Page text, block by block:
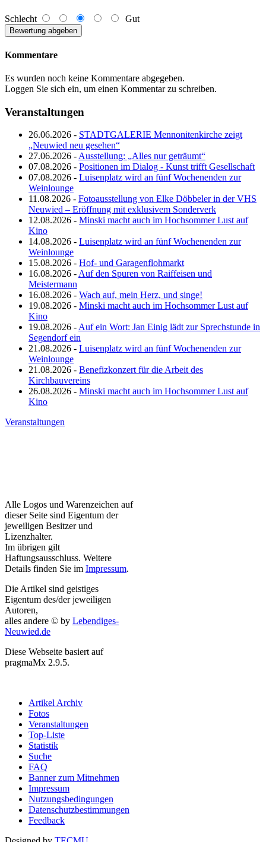
Schlecht Gut
Kommentare
Es wurden noch keine Kommentare abgegeben.
Loggen Sie sich ein, um einen Kommentar zu schreiben.
Veranstaltungen
26.06.2026 - STADTGALERIE Mennonitenkirche zeigt
„Neuwied neu gesehen“
27.06.2026 - Ausstellung: „Alles nur geträumt“
07.08.2026 - Positionen im Dialog - Kunst trifft Gesellschaft
07.08.2026 - Luisenplatz wird an fünf Wochenenden zur
Weinlounge
11.08.2026 - Fotoausstellung von Elke Döbbeler in der VHS
Neuwied – Eröffnung mit exklusivem Sonderverk
12.08.2026 - Minski macht auch im Hochsommer Lust auf
Kino
14.08.2026 - Luisenplatz wird an fünf Wochenenden zur
Weinlounge
15.08.2026 - Hof- und Garagenflohmarkt
16.08.2026 - Auf den Spuren von Raiffeisen und
Meistermann
16.08.2026 - Wach auf, mein Herz, und singe!
19.08.2026 - Minski macht auch im Hochsommer Lust auf
Kino
19.08.2026 - Auf ein Wort: Jan Einig lädt zur Sprechstunde in
Segendorf ein
21.08.2026 - Luisenplatz wird an fünf Wochenenden zur
Weinlounge
21.08.2026 - Benefizkonzert für die Arbeit des
Kirchbauvereins
26.08.2026 - Minski macht auch im Hochsommer Lust auf
Kino
Veranstaltungen
Alle Logos und Warenzeichen auf
dieser Seite sind Eigentum der
jeweiligen Besitzer und
Lizenzhalter.
Im übrigen gilt
Haftungsausschluss. Weitere
Details finden Sie im Impressum.
Die Artikel sind geistiges
Eigentum des/der jeweiligen
Autoren,
alles andere © by Lebendiges-
Neuwied.de
Diese Webseite basiert auf
pragmaMx 2.9.5.
Artikel Archiv
Fotos
Veranstaltungen
Top-Liste
Statistik
Suche
FAQ
Banner zum Mitnehmen
Impressum
Nutzungsbedingungen
Datenschutzbestimmungen
Feedback